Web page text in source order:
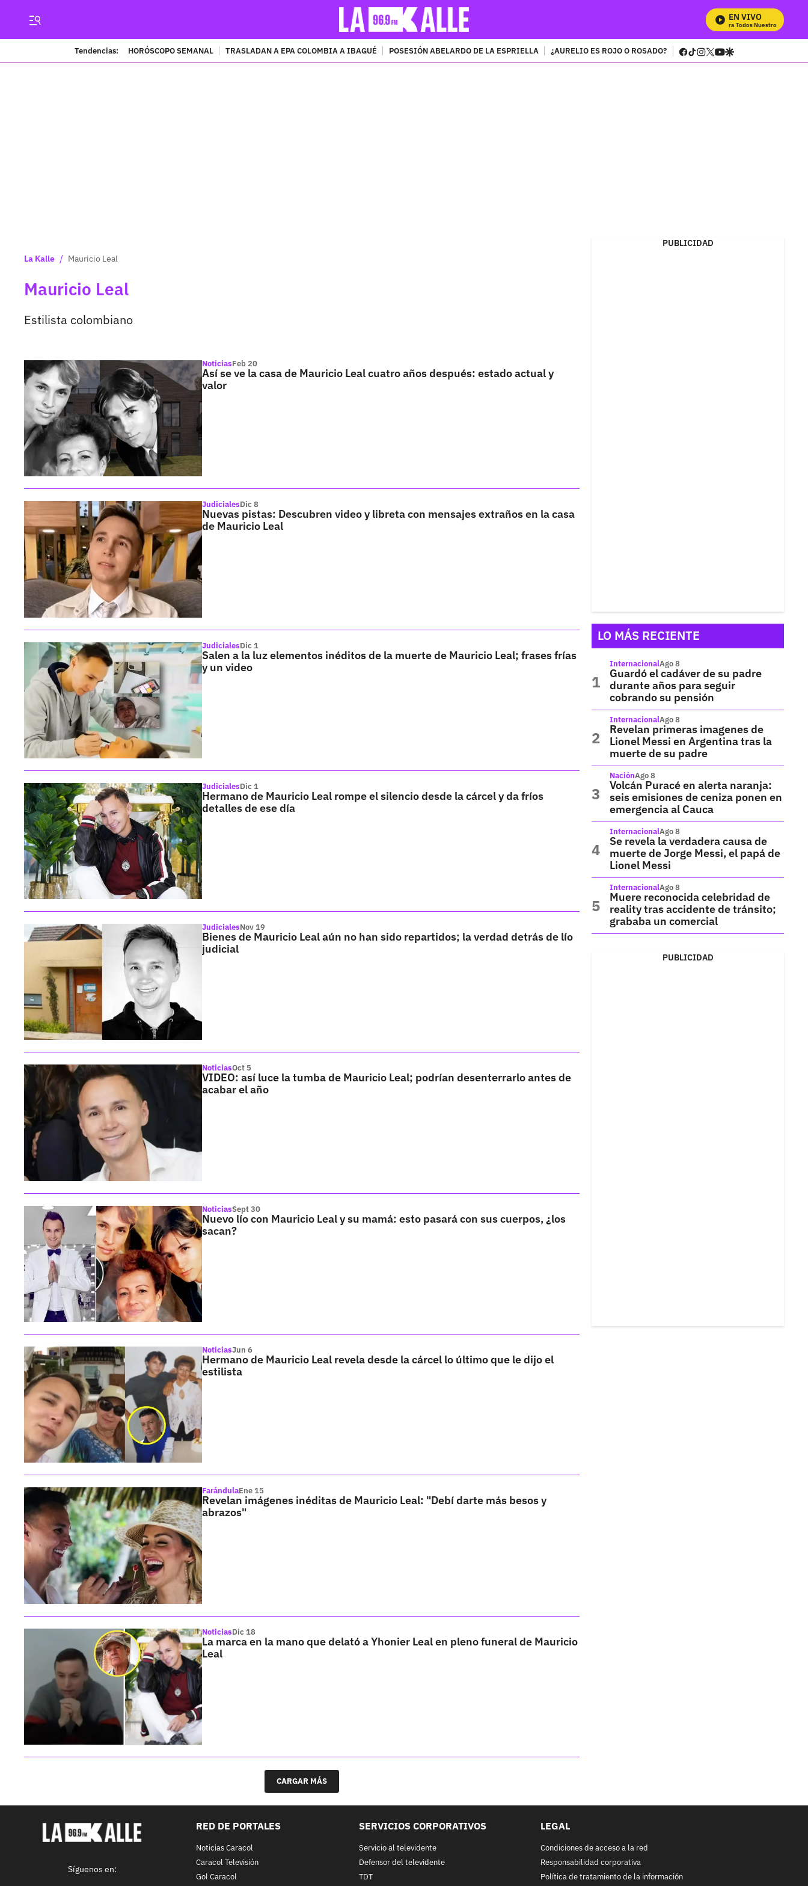
EN VIVO
Mira Todos Nuestros Programas
Tendencias: HORÓSCOPO SEMANAL TRASLADAN A EPA COLOMBIA A IBAGUÉ POSESIÓN ABELARDO DE LA ESPRIELLA ¿AURELIO ES ROJO O ROSADO? facebook
tiktok
instagram
twitter
youtube
google
La Kalle / Mauricio Leal
Mauricio Leal
Estilista colombiano
NoticiasFeb 20
Así se ve la casa de Mauricio Leal cuatro años después: estado actual y
valor
JudicialesDic 8
Nuevas pistas: Descubren video y libreta con mensajes extraños en la casa
de Mauricio Leal
JudicialesDic 1
Salen a la luz elementos inéditos de la muerte de Mauricio Leal; frases frías
y un video
JudicialesDic 1
Hermano de Mauricio Leal rompe el silencio desde la cárcel y da fríos
detalles de ese día
JudicialesNov 19
Bienes de Mauricio Leal aún no han sido repartidos; la verdad detrás de lío
judicial
NoticiasOct 5
VIDEO: así luce la tumba de Mauricio Leal; podrían desenterrarlo antes de
acabar el año
NoticiasSept 30
Nuevo lío con Mauricio Leal y su mamá: esto pasará con sus cuerpos, ¿los
sacan?
NoticiasJun 6
Hermano de Mauricio Leal revela desde la cárcel lo último que le dijo el
estilista
FarándulaEne 15
Revelan imágenes inéditas de Mauricio Leal: "Debí darte más besos y
abrazos"
NoticiasDic 18
La marca en la mano que delató a Yhonier Leal en pleno funeral de Mauricio
Leal
CARGAR MÁS
PUBLICIDAD
LO MÁS RECIENTE
InternacionalAgo 8
Guardó el cadáver de su padre
durante años para seguir
cobrando su pensión
InternacionalAgo 8
Revelan primeras imagenes de
Lionel Messi en Argentina tras la
muerte de su padre
NaciónAgo 8
Volcán Puracé en alerta naranja:
seis emisiones de ceniza ponen en
emergencia al Cauca
InternacionalAgo 8
Se revela la verdadera causa de
muerte de Jorge Messi, el papá de
Lionel Messi
InternacionalAgo 8
Muere reconocida celebridad de
reality tras accidente de tránsito;
grababa un comercial
PUBLICIDAD
Síguenos en:
RED DE PORTALES
Noticias Caracol
Caracol Televisión
Gol Caracol
SERVICIOS CORPORATIVOS
Servicio al televidente
Defensor del televidente
TDT
LEGAL
Condiciones de acceso a la red
Responsabilidad corporativa
Política de tratamiento de la información